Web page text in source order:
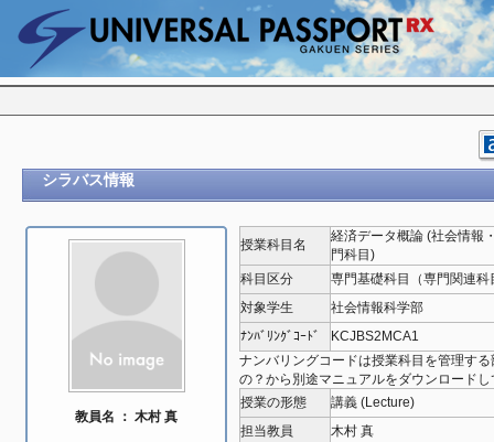
シラバス情報
教員名 ： 木村 真
授業科目名
経済データ概論 (社会情報
門科目)
科目区分
専門基礎科目（専門関連科
対象学生
社会情報科学部
ﾅﾝﾊﾞﾘﾝｸﾞｺｰﾄﾞ
KCJBS2MCA1
ナンバリングコードは授業科目を管理す
の？から別途マニュアルをダウンロード
授業の形態
講義 (Lecture)
担当教員
木村 真